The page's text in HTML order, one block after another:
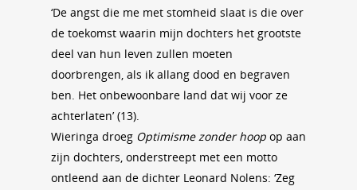
‘De angst die me met stomheid slaat is die over
de toekomst waarin mijn dochters het grootste
deel van hun leven zullen moeten
doorbrengen, als ik allang dood en begraven
ben. Het onbewoonbare land dat wij voor ze
achterlaten’ (13).
Wieringa droeg Optimisme zonder hoop op aan
zijn dochters, onderstreept met een motto
ontleend aan de dichter Leonard Nolens: ‘Zeg